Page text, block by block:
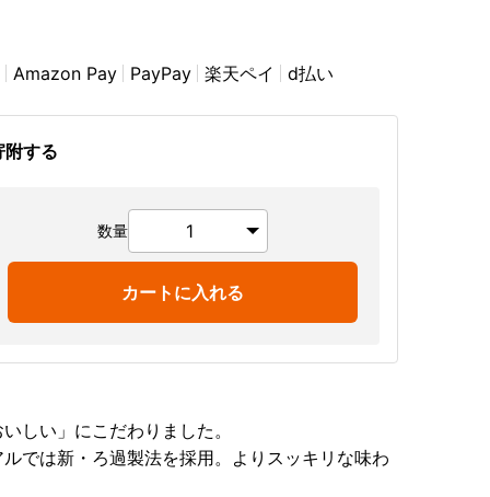
Amazon Pay PayPay 楽天ペイ d払い
する
数量
カートに入れる
しい」にこだわりました。
では新・ろ過製法を採用。よりスッキリな味わ